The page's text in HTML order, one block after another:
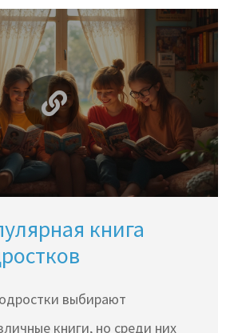
сложными для
материале мы рассмотрим
книг, которые можно
дыхании. Секреты легкого
идеального рассказа также
книга
выбирают
книги, но среди них